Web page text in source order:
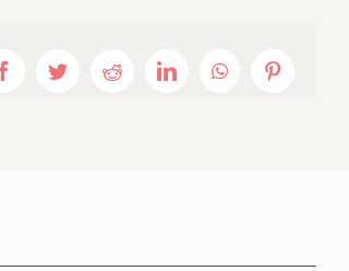
FacebookTwitterRedditLinkedInWhatsAppPinterest